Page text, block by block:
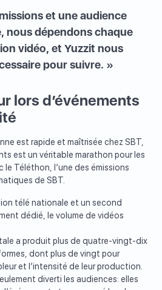
et une audience
nous dépendons chaque
vidéo, et Yuzzit nous
pour suivre. »
lors d’événements
est rapide et maîtrisée chez SBT,
est un véritable marathon pour les
le Téléthon, l’une des émissions
de SBT.
télé nationale et un second
dédié, le volume de vidéos
a produit plus de quatre-vingt-dix
dont plus de vingt pour
et l’intensité de leur production.
diverti les audiences: elles